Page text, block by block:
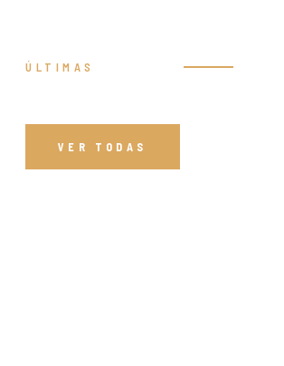
ÚLTIMAS
VER TODAS